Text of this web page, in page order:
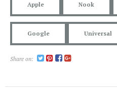
Apple Nook
Google Universal
Share on: